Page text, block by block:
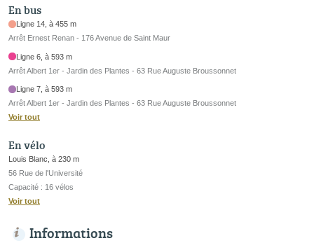
En bus
Ligne 14, à 455 m
Arrêt Ernest Renan - 176 Avenue de Saint Maur
Ligne 6, à 593 m
Arrêt Albert 1er - Jardin des Plantes - 63 Rue Auguste Broussonnet
Ligne 7, à 593 m
Arrêt Albert 1er - Jardin des Plantes - 63 Rue Auguste Broussonnet
Voir tout
En vélo
Louis Blanc, à 230 m
56 Rue de l'Université
Capacité : 16 vélos
Voir tout
Informations